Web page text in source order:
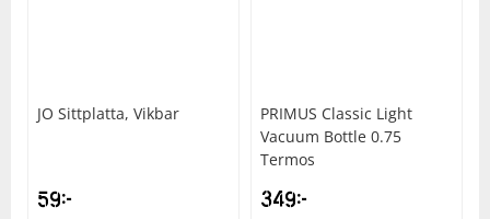
JO Sittplatta, Vikbar
59kr
PRIMUS Classic Light
Vacuum Bottle 0.75
Termos
349kr